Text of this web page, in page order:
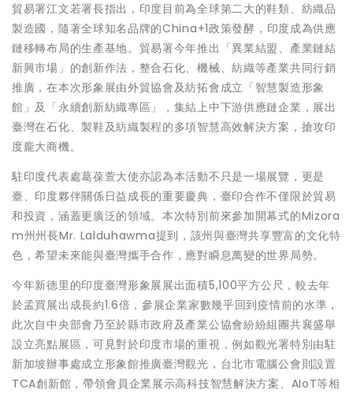
貿易署江文若署長指出，印度目前為全球第二大的鞋類、紡織品
製造國，隨著全球知名品牌的China+1政策發酵，印度成為供應
鏈移轉布局的生產基地。貿易署今年推出「異業結盟、產業鏈結
新興市場」的創新作法，整合石化、機械、紡織等產業共同行銷
推廣，在本次形象展由外貿協會及紡拓會成立「智慧製造形象
館」及「永續創新紡織專區」，集結上中下游供應鏈企業，展出
臺灣在石化、製鞋及紡織製程的多項智慧高效解決方案，搶攻印
度龐大商機。
駐印度代表處葛葆萱大使亦認為本活動不只是一場展覽，更是
臺、印度夥伴關係日益成長的重要慶典，臺印合作不僅限於貿易
和投資，涵蓋更廣泛的領域。本次特別前來參加開幕式的Mizora
m州州長Mr. Lalduhawma提到，該州與臺灣共享豐富的文化特
色，希望未來能與臺灣攜手合作，應對瞬息萬變的世界局勢。
今年新德里的印度臺灣形象展展出面積5,100平方公尺，較去年
於孟買展出成長約1.6倍，參展企業家數幾乎回到疫情前的水準，
此次自中央部會乃至於縣市政府及產業公協會紛紛組團共襄盛舉
設立亮點展區，可見對於印度市場的重視，例如觀光署特別由駐
新加坡辦事處成立形象館推廣臺灣觀光，台北市電腦公會則設置
TCA創新館，帶領會員企業展示高科技智慧解決方案、AIoT等相